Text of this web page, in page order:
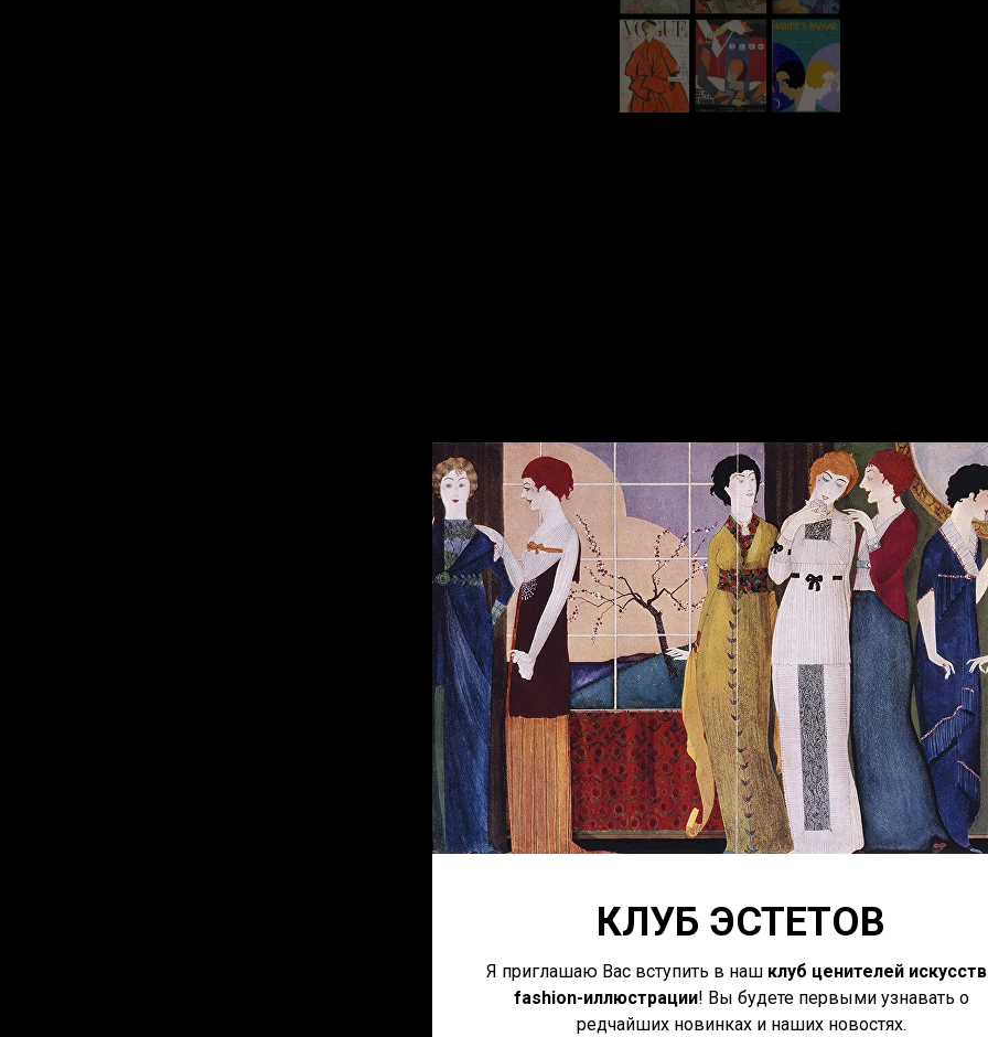
КЛУБ ЭСТЕТОВ
Я приглашаю Вас вступить в наш клуб ценителей
fashion-иллюстрации! Вы будете первыми узнавать о
редчайших новинках и наших новостях.